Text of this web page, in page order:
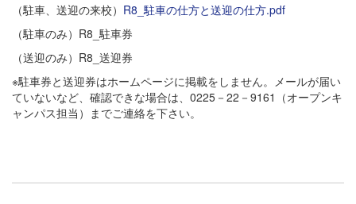
（駐車、送迎の来校） R8_駐車の仕方と送迎の仕方.pdf
（駐車のみ）R8_駐車券
（送迎のみ）R8_送迎券
※駐車券と送迎券はホームページに掲載をしません。メールが届い
ていないなど、確認できな場合は、0225－22－9161（オープンキ
ャンパス担当）までご連絡を下さい。